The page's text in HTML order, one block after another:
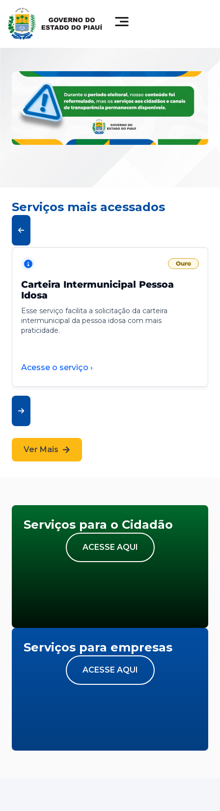
Serviços mais acessados
Ouro
Carteira Intermunicipal Pessoa
Idosa
Esse serviço facilita a solicitação da carteira
intermunicipal da pessoa idosa com mais
praticidade.
Acesse o serviço ›
Ver Mais
Serviços para o Cidadão
ACESSE AQUI
Serviços para empresas
ACESSE AQUI